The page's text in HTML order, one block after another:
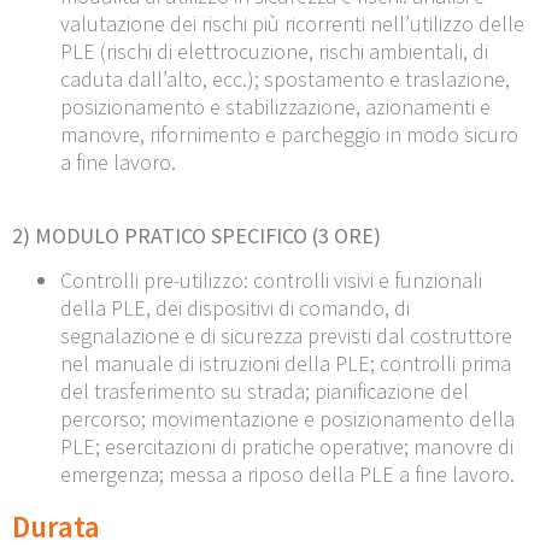
valutazione dei rischi più ricorrenti nell’utilizzo delle
PLE (rischi di elettrocuzione, rischi ambientali, di
caduta dall’alto, ecc.); spostamento e traslazione,
posizionamento e stabilizzazione, azionamenti e
manovre, rifornimento e parcheggio in modo sicuro
a fine lavoro.
2) MODULO PRATICO SPECIFICO (3 ORE)
Controlli pre-utilizzo: controlli visivi e funzionali
della PLE, dei dispositivi di comando, di
segnalazione e di sicurezza previsti dal costruttore
nel manuale di istruzioni della PLE; controlli prima
del trasferimento su strada; pianificazione del
percorso; movimentazione e posizionamento della
PLE; esercitazioni di pratiche operative; manovre di
emergenza; messa a riposo della PLE a fine lavoro.
Durata